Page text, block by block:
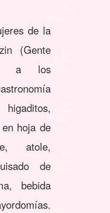
de la
(Gente
a los
hoja de
atole,
de
bebida